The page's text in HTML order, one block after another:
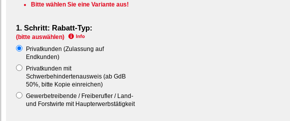
Bitte wählen Sie eine Variante aus!
1. Schritt: Rabatt-Typ:
(bitte auswählen)
Privatkunden (Zulassung auf
Endkunden)
Privatkunden mit
Schwerbehindertenausweis (ab GdB
50%, bitte Kopie einreichen)
Gewerbetreibende / Freiberufler / Land-
und Forstwirte mit Haupterwerbstätigkeit